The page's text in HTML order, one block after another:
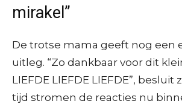
mirakel”
De trotse mama geeft nog een
uitleg. “Zo dankbaar voor dit
LIEFDE LIEFDE LIEFDE”, besluit
tijd stromen de reacties nu